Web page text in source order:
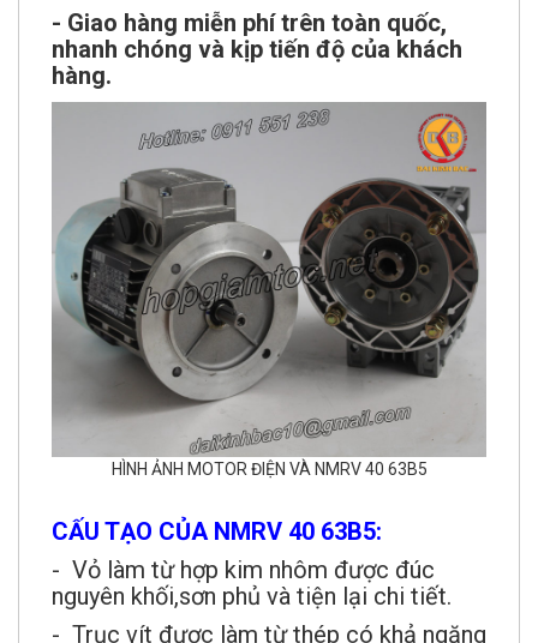
- Giao hàng miễn phí trên toàn quốc,
nhanh chóng và kịp tiến độ của khách
hàng.
HÌNH ẢNH MOTOR ĐIỆN VÀ NMRV 40 63B5
CẤU TẠO CỦA NMRV 40 63B5:
- Vỏ làm từ hợp kim nhôm được đúc
nguyên khối,sơn phủ và tiện lại chi tiết.
- Trục vít được làm từ thép có khả ngăng